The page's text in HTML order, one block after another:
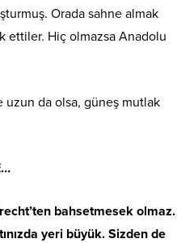
Orada sahne almak
ettiler. Hiç olmazsa Anadolu
bahsetmesek olmaz.
yeri büyük. Sizden de